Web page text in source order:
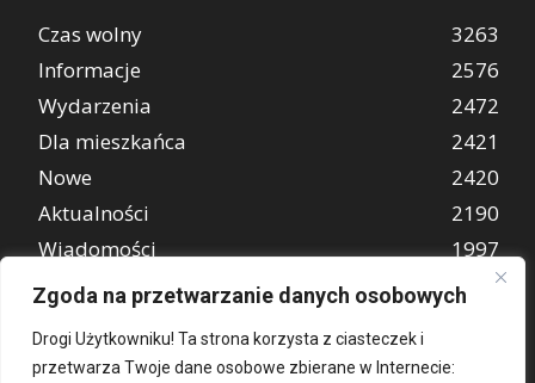
Zgoda na przetwarzanie danych osobowych
Drogi Użytkowniku! Ta strona korzysta z ciasteczek i
przetwarza Twoje dane osobowe zbierane w Internecie:
Czas wolny
3263
Informacje
2576
Wydarzenia
2472
Dla mieszkańca
2421
Nowe
2420
Aktualności
2190
Wiadomości
1997
REKLAMA
849